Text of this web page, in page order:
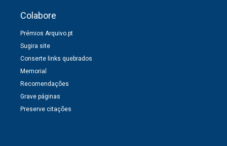
Colabore
Prémios Arquivo.pt
Sugira site
Conserte links quebrados
Memorial
Recomendações
Grave páginas
Preserve citações